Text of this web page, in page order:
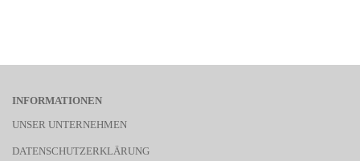
INFORMATIONEN
UNSER UNTERNEHMEN
DATENSCHUTZERKLÄRUNG